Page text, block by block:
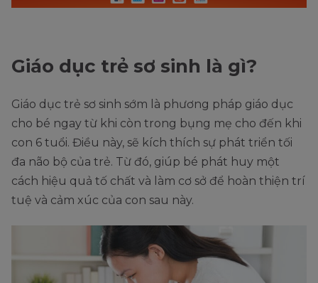
Giáo dục trẻ sơ sinh là gì?
Giáo dục trẻ sơ sinh sớm là phương pháp giáo dục
cho bé ngay từ khi còn trong bụng mẹ cho đến khi
con 6 tuổi. Điều này, sẽ kích thích sự phát triển tối
đa não bộ của trẻ. Từ đó, giúp bé phát huy một
cách hiệu quả tố chất và làm cơ sở để hoàn thiện trí
tuệ và cảm xúc của con sau này.